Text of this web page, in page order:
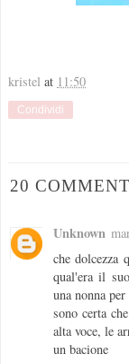
kristel at 11:50
Condividi
20
Unknown
che dolcezza
qual'era il
una nonna
sono certa
alta voce, le
un bacione